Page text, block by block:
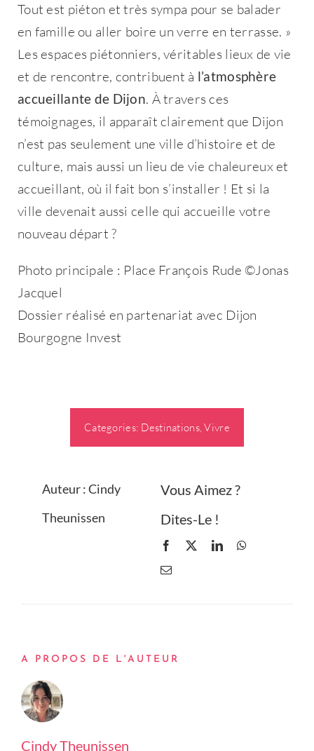
Tout est piéton et très sympa pour se balader
en famille ou aller boire un verre en terrasse. »
Les espaces piétonniers, véritables lieux de vie
et de rencontre, contribuent à l’atmosphère
accueillante de Dijon. À travers ces
témoignages, il apparaît clairement que Dijon
n’est pas seulement une ville d’histoire et de
culture, mais aussi un lieu de vie chaleureux et
accueillant, où il fait bon s’installer ! Et si la
ville devenait aussi celle qui accueille votre
nouveau départ ?
Photo principale : Place François Rude ©Jonas
Jacquel
Dossier réalisé en partenariat avec Dijon
Bourgogne Invest
Categories: Destinations,Vivre
Auteur : Cindy
Theunissen
Vous Aimez ?
Dites-Le !
A PROPOS DE L'AUTEUR
Cindy Theunissen